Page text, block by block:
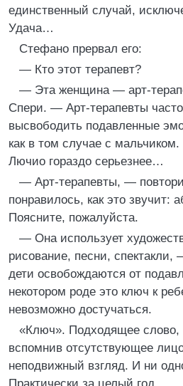
единственный случай,
Удача…
Стефано прервал его:
— Кто этот терапевт?
— Эта женщина — арт-
Спери. — Арт-терапевты
высвободить подавленные
как в том случае с
Лючио гораздо серьезнее…
— Арт-терапевты, —
понравилось, как это звучит:
Поясните, пожалуйста.
— Она использует
рисование, песни, спектакли,
дети освобождаются от
некотором роде это ключ к
невозможно достучаться.
«Ключ». Подходящее
вспомнив отсутствующее
неподвижный взгляд. И ни